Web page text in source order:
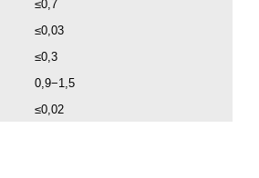
≤0,7
≤0,03
≤0,3
0,9−1,5
≤0,02